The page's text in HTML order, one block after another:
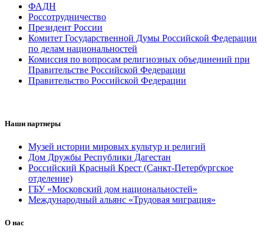
ФАДН
Россотрудничество
Президент России
Комитет Государственной Думы Российской Федерации
по делам национальностей
Комиссия по вопросам религиозных объединений при
Правительстве Российской Федерации
Правительство Российской Федерации
Наши партнеры
Музей истории мировых культур и религий
Дом Дружбы Республики Дагестан
Российский Красный Крест (Санкт-Петербургское
отделение)
ГБУ «Московский дом национальностей»
Международный альянс «Трудовая миграция»
О нас